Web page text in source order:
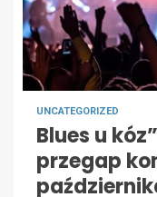
UNCATEGORIZED
Blues u
przegap